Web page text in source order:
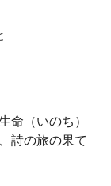
命（いのち）
詩の旅の果て